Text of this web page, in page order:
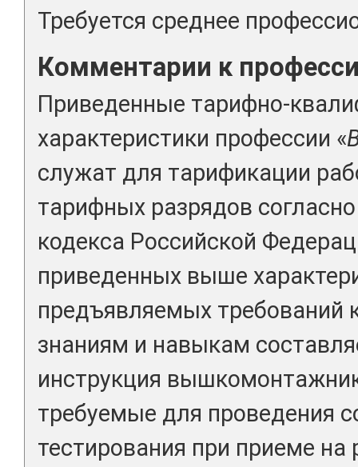
Требуется среднее
Комментарии к
Приведенные тарифно-
характеристики профессии «
служат для тарификации
тарифных разрядов
кодекса Российской
приведенных выше
предъявляемых требований
знаниям и навыкам
инструкция
требуемые для проведения
тестирования при приеме на